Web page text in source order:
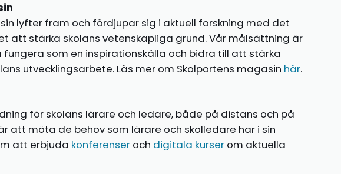
lyfter fram och fördjupar sig i aktuell forskning med det
att stärka skolans vetenskapliga grund. Vår målsättning är
som en inspirationskälla och bidra till att stärka
utvecklingsarbete. Läs mer om Skolportens magasin här.
för skolans lärare och ledare, både på distans och på
att möta de behov som lärare och skolledare har i sin
att erbjuda konferenseroch digitala kurserom aktuella